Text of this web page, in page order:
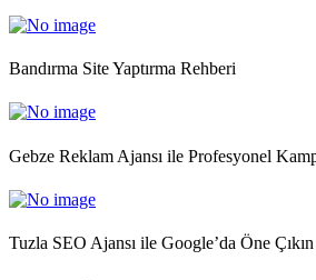
Bandırma Site Yaptırma Rehberi
Gebze Reklam Ajansı ile Profesyonel
Tuzla SEO Ajansı ile Google’da Öne Çıkın